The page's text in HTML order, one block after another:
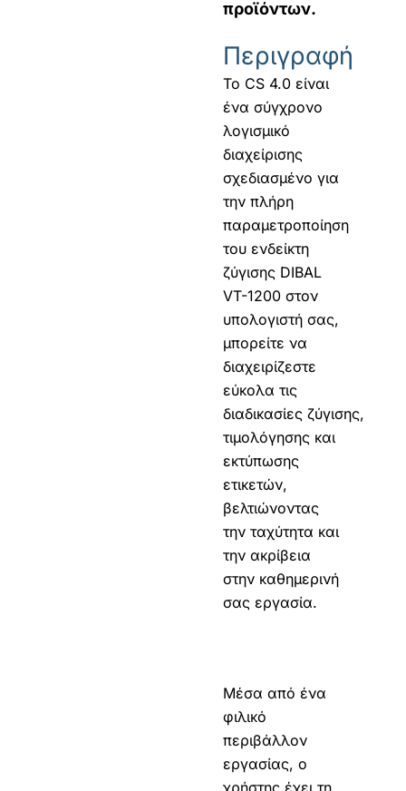
προϊόντων.
Περιγραφή
Το CS 4.0 είναι
ένα σύγχρονο
λογισμικό
διαχείρισης
σχεδιασμένο για
την πλήρη
παραμετροποίηση
του ενδείκτη
ζύγισης DIBAL
VT-1200 στον
υπολογιστή σας,
μπορείτε να
διαχειρίζεστε
εύκολα τις
διαδικασίες ζύγισης,
τιμολόγησης και
εκτύπωσης
ετικετών,
βελτιώνοντας
την ταχύτητα και
την ακρίβεια
στην καθημερινή
σας εργασία.
Μέσα από ένα
φιλικό
περιβάλλον
εργασίας, ο